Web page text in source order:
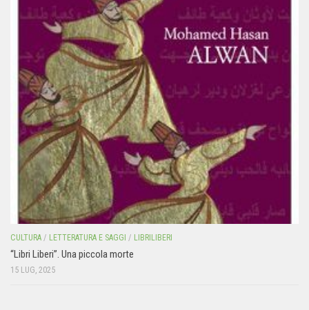
CULTURA / LETTERATURA E SAGGI / LIBRILIBERI
“Libri Liberi”. Una piccola morte
15 LUG, 2025